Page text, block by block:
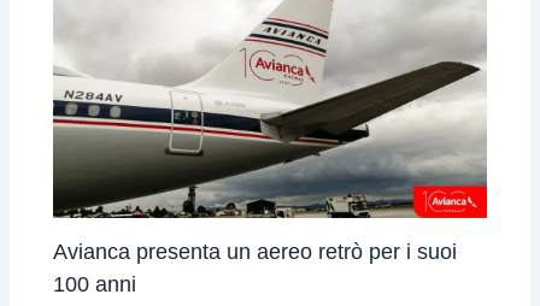
Avianca presenta un aereo retrò per i suoi
100 anni